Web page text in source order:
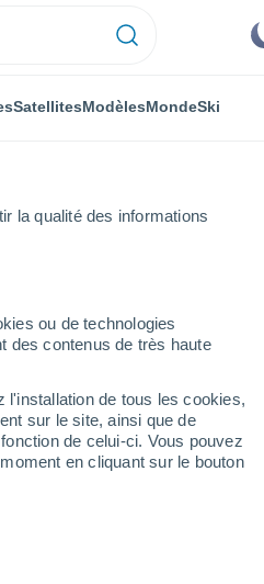
la qualité des informations
ou de technologies
des contenus de très haute
l'installation de tous les cookies,
sur le site, ainsi que de
de celui-ci. Vous pouvez
en cliquant sur le bouton
SatellitesModèlesMondeSki